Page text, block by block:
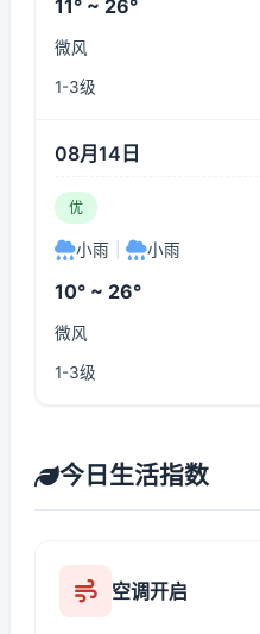
11° ~ 26°
微风
1-3级
08月14日
优
小雨 小雨
10° ~ 26°
微风
1-3级
今日生活指数
空调开启